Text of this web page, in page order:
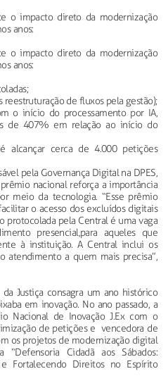
o impacto direto da modernização
anos:
o impacto direto da modernização
anos:
reestruturação de fluxos pela gestão);
o início do processamento por IA,
de 407% em relação ao início do
alcançar cerca de 4.000 petições
pela Governança Digital na DPES,
nacional reforça a importância
meio da tecnologia. “Esse prêmio
o acesso dos excluídos digitais
protocolada pela Central é uma vaga
presencial,para aqueles que
à instituição. A Central inclui os
atendimento a quem mais precisa”,
Justiça consagra um ano histórico
em inovação. No ano passado, a
Nacional de Inovação J.Ex com o
de petições e vencedora de
os projetos de modernização digital
Cidadã aos Sábados:
Fortalecendo Direitos no Espírito